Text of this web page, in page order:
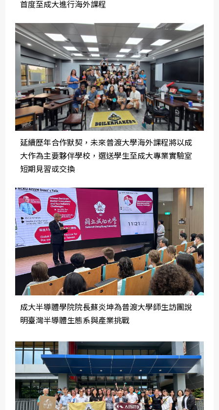
首度至成大進行海外課程
延續歷年合作默契，未來普渡大學海外課程將以成
大作為主要夥伴學校，選送學生至成大專業實驗室
短期見習或交換
成大半導體學院院長蘇炎坤為普渡大學師生訪團說
明臺灣半導體生態系與產業挑戰